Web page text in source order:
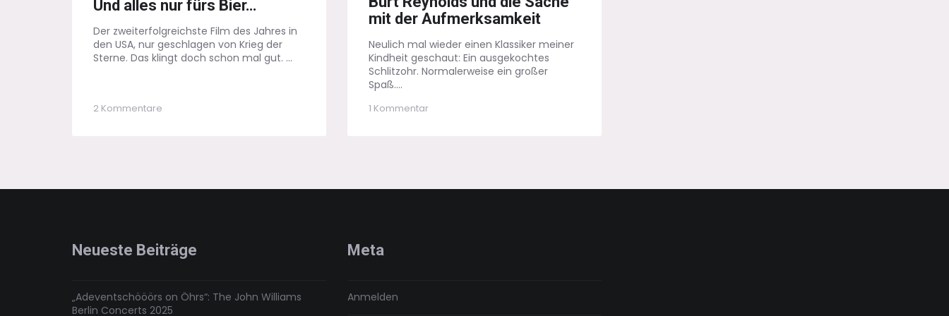
Und alles nur fürs Bier…
Der zweiterfolgreichste Film des Jahres in
den USA, nur geschlagen von Krieg der
Sterne. Das klingt doch schon mal gut. ...
2 Kommentare
mit der Aufmerksamkeit
Neulich mal wieder einen Klassiker meiner
Kindheit geschaut: Ein ausgekochtes
Schlitzohr. Normalerweise ein großer
Spaß....
1 Kommentarzu
Neueste Beiträge
„Adeventschööörs on Öhrs“: The John Williams
Berlin Concerts 2025
Meta
Anmelden